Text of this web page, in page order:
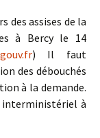
des assises de la
à Bercy le 14
) Il faut
des débouchés
à la demande.
interministériel à